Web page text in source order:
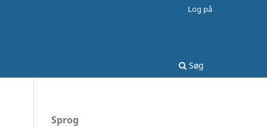
Søg
Log på
Sprog